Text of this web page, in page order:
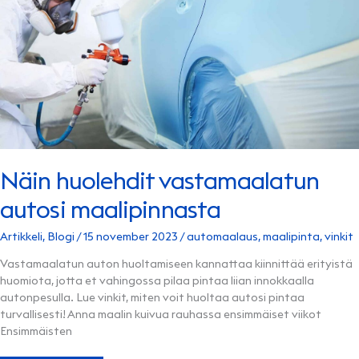
Näin huolehdit vastamaalatun
autosi maalipinnasta
Artikkeli, Blogi /15 november 2023 /automaalaus,maalipinta,vinkit
Vastamaalatun auton huoltamiseen kannattaa kiinnittää erityistä
huomiota, jotta et vahingossa pilaa pintaa liian innokkaalla
autonpesulla. Lue vinkit, miten voit huoltaa autosi pintaa
turvallisesti! Anna maalin kuivua rauhassa ensimmäiset viikot
Ensimmäisten